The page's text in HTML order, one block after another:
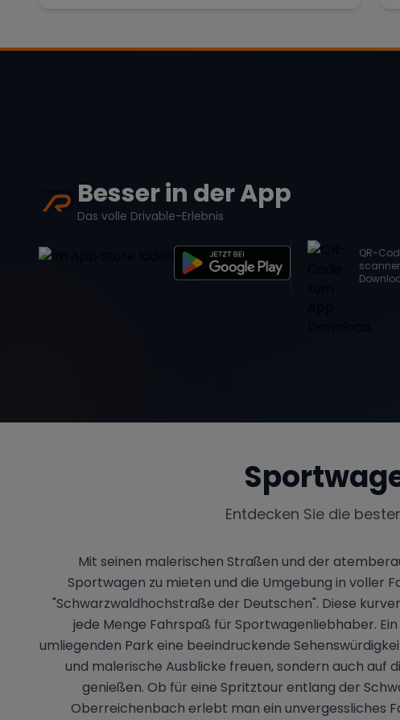
Besser in der App
Das volle Drivable-Erlebnis
QR-
Entdecken Sie die
Mit seinen malerischen Straßen und der
Sportwagen zu mieten und die Umgebung in voller
"Schwarzwaldhochstraße der Deutschen". Diese
jede Menge Fahrspaß für Sportwagenliebhaber.
umliegenden Park eine beeindruckende
und malerische Ausblicke freuen, sondern auch auf
genießen. Ob für eine Spritztour entlang der
Oberreichenbach erlebt man ein unvergessliches